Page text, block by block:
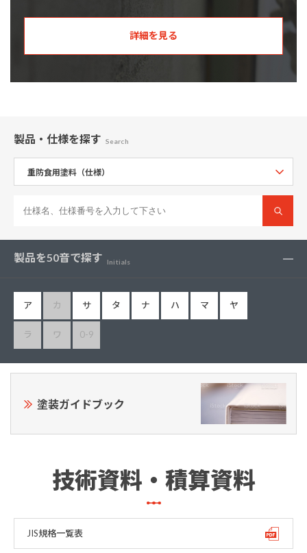
詳細を見る
製品・仕様を探す Search
製品を50音で探す Initials
ア カ サ タ ナ ハ マ ヤ
ラ ワ 0-9
塗装ガイドブック
技術資料・積算資料
JIS規格一覧表